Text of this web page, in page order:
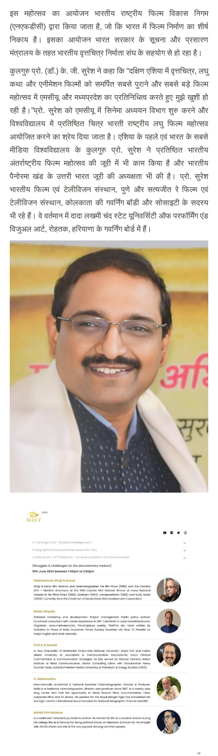
इस महोत्सव का आयोजन भारतीय राष्ट्रीय फिल्म विकास निगम
(एनएफडीसी) द्वारा किया जाता है, जो कि भारत में फिल्म निर्माण का शीर्ष
निकाय है। इसका आयोजन भारत सरकार के सूचना और प्रसारण
मंत्रालय के तहत भारतीय वृत्तचित्र निर्माता संघ के सहयोग से हो रहा है।
कुलगुरु प्रो. (डॉ.) के. जी. सुरेश ने कहा कि “दक्षिण एशिया में वृत्तचित्र, लघु
कथा और एनीमेशन फिल्मों को समर्पित सबसे पुराने और सबसे बड़े फिल्म
महोत्सव में एमसीयू और मध्यप्रदेश का प्रतिनिधित्व करते हुए मुझे खुशी हो
रही है।”प्रो. सुरेश को एमसीयू में सिनेमा अध्ययन विभाग शुरु करने और
विश्वविद्यालय में प्रतिष्ठित चित्र भारती राष्ट्रीय लघु फिल्म महोत्सव
आयोजित करने का श्रेय दिया जाता है। एशिया के पहले एवं भारत के सबसे
मीडिया विश्वविद्यालय के कुलगुरु प्रो. सुरेश ने प्रतिष्ठित भारतीय
अंतर्राष्ट्रीय फिल्म महोत्सव की जूरी में भी काम किया है और भारतीय
पैनोरमा खंड के उत्तरी भारत जूरी की अध्यक्षता भी की है। प्रो. सुरेश
भारतीय फिल्म एवं टेलीविजन संस्थान, पुणे और सत्यजीत रे फिल्म एवं
टेलीविजन संस्थान, कोलकाता की गवर्निंग बॉडी और सोसाइटी के सदस्य
भी रहे हैं। वे वर्तमान में दादा लखमी चंद स्टेट यूनिवर्सिटी ऑफ परफॉर्मिंग एंड
विजुअल आर्ट, रोहतक, हरियाणा के गवर्निंग बोर्ड में हैं।